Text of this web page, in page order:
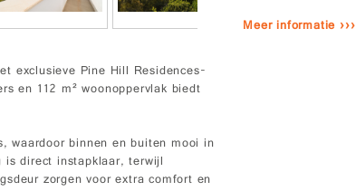
Meer informatie ›››
exclusieve Pine Hill Residences-
en 112 m² woonoppervlak biedt
waardoor binnen en buiten mooi in
is direct instapklaar, terwijl
zorgen voor extra comfort en